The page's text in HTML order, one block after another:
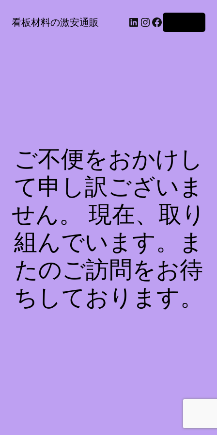
看板材料の激安通販 LinkedIn Instagram Facebook
ご不便をおかけし
て申し訳ございま
せん。 現在、取り
組んでいます。ま
たのご訪問をお待
ちしております。